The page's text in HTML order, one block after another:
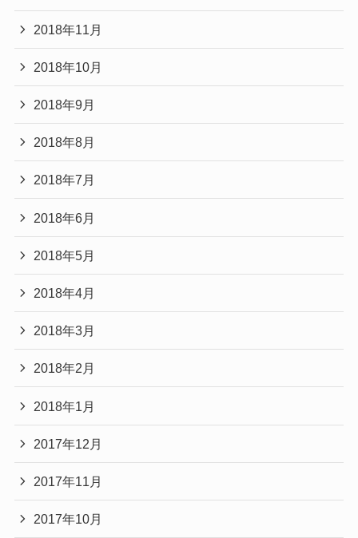
2018年11月
2018年10月
2018年9月
2018年8月
2018年7月
2018年6月
2018年5月
2018年4月
2018年3月
2018年2月
2018年1月
2017年12月
2017年11月
2017年10月